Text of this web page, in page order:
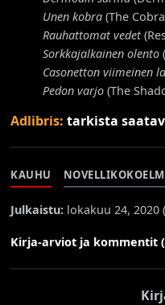
Unen kobra (The
Rauhattomat vedet
Sorkkajalkainen olento
Casonetton viimeinen
Pedon varjo (The
Adlibris:tarkista
KAUHU
Julkaistu: lokakuu 24, 2020 (
Kirja-arviot ja kommentit